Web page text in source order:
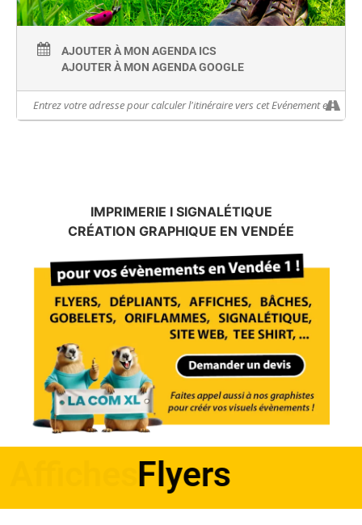
AJOUTER À MON AGENDA ICS
AJOUTER À MON AGENDA GOOGLE
IMPRIMERIE I SIGNALÉTIQUE
CRÉATION GRAPHIQUE EN VENDÉE
Affiches